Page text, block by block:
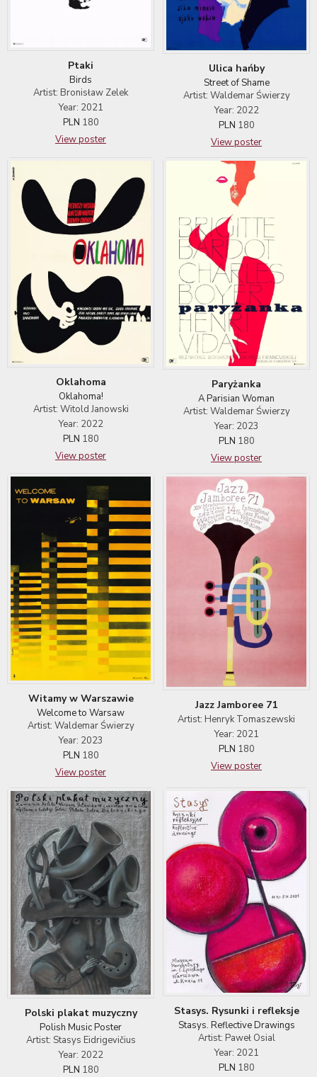
Ptaki
Birds
Artist: Bronisław Zelek
Year: 2021
PLN 180
View poster
Ulica hańby
Street of Shame
Artist: Waldemar Świerzy
Year: 2022
PLN 180
View poster
Oklahoma
Oklahoma!
Artist: Witold Janowski
Year: 2022
PLN 180
View poster
Paryżanka
A Parisian Woman
Artist: Waldemar Świerzy
Year: 2023
PLN 180
View poster
Witamy w Warszawie
Welcome to Warsaw
Artist: Waldemar Świerzy
Year: 2023
PLN 180
View poster
Jazz Jamboree 71
Artist: Henryk Tomaszewski
Year: 2021
PLN 180
View poster
Polski plakat muzyczny
Polish Music Poster
Artist: Stasys Eidrigevičius
Year: 2022
PLN 180
Stasys. Rysunki i refleksje
Stasys. Reflective Drawings
Artist: Paweł Osial
Year: 2021
PLN 180